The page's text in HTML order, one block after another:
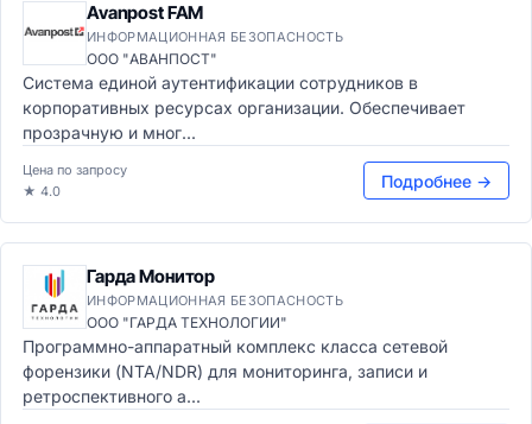
Avanpost FAM
ИНФОРМАЦИОННАЯ БЕЗОПАСНОСТЬ
ООО "АВАНПОСТ"
Система единой аутентификации сотрудников в
корпоративных ресурсах организации. Обеспечивает
прозрачную и мног...
Цена по запросу
★ 4.0
Подробнее →
Гарда Монитор
ИНФОРМАЦИОННАЯ БЕЗОПАСНОСТЬ
ООО "ГАРДА ТЕХНОЛОГИИ"
Программно-аппаратный комплекс класса сетевой
форензики (NTA/NDR) для мониторинга, записи и
ретроспективного а...